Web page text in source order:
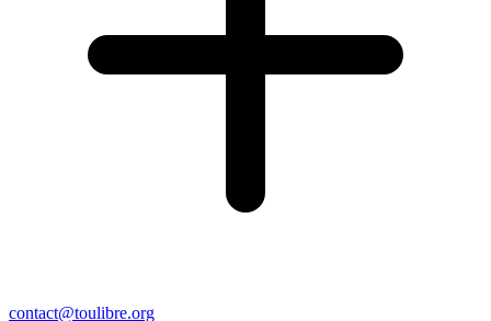
contact@toulibre.org